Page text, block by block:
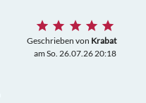
Geschrieben von Krabat
am So. 26.07.26 20:18